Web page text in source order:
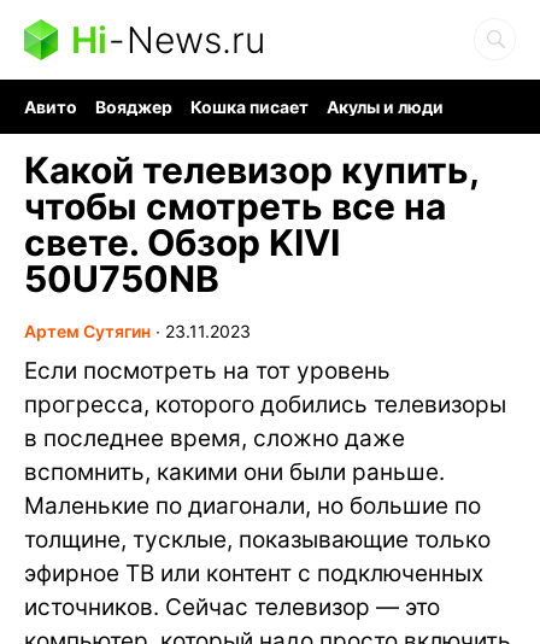
Hi-News.ru
Авито Вояджер Кошка писает
Акулы и люди
Какой телевизор купить,
чтобы смотреть все на
свете. Обзор KIVI
50U750NB
Артем Сутягин ∙ 23.11.2023
Если посмотреть на тот уровень
прогресса, которого добились телевизоры
в последнее время, сложно даже
вспомнить, какими они были раньше.
Маленькие по диагонали, но большие по
толщине, тусклые, показывающие только
эфирное ТВ или контент с подключенных
источников. Сейчас телевизор — это